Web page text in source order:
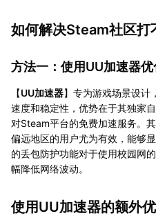
如何解决Steam社区打
方法一：使用UU加速器
【UU加速器】专为游戏场景设计
速度和稳定性，优势在于其独家
对Steam平台的免费加速服务。
偏远地区的用户尤为有效，能够
的丢包防护功能对于使用校园网
幅降低网络波动。
使用UU加速器的额外